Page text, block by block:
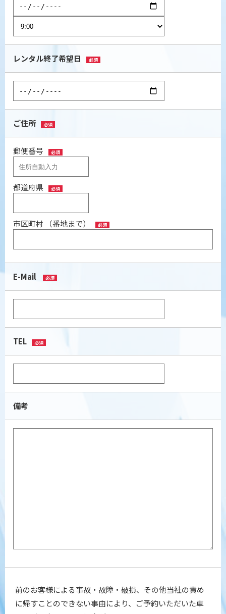
レンタル終了希望日 必須
ご住所 必須
郵便番号 必須
都道府県 必須
市区町村 （番地まで） 必須
E-Mail 必須
TEL 必須
備考
前のお客様による事故・故障・破損、その他当社の責め
に帰すことのできない事由により、 ご予約いただいた車